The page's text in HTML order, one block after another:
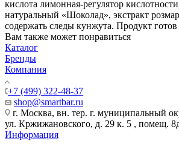
кислота лимонная-регулятор
натуральный «Шоколад», экстракт
содержать следы кунжута. Продукт
Вам также может понравиться
Каталог
Бренды
Компания
+7 (499) 322-48-37
shop@smartbar.ru
г. Москва, вн. тер. г. муниципальный
ул. Кржижановского, д. 29 к. 5 , помещ.
Информация